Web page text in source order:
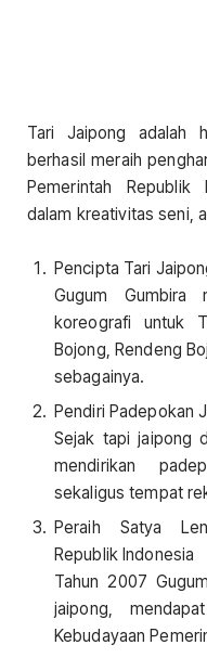
Tari Jaipong adalah
berhasil meraih
Pemerintah Republik
dalam kreativitas seni,
Pencipta Tari
Gugum Gumbira
koreografi untuk
Bojong, Rendeng
sebagainya.
Pendiri Padepokan
Sejak tapi jaipong
mendirikan
sekaligus tempat
Peraih Satya
Republik Indonesia
Tahun 2007
jaipong,
Kebudayaan